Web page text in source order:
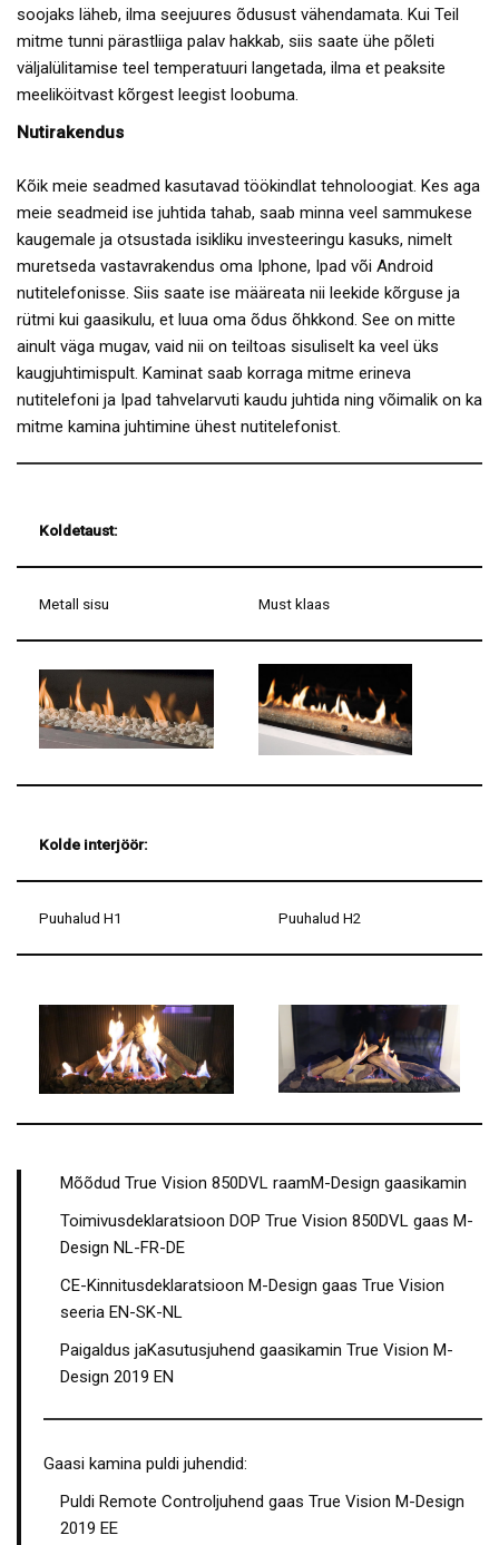
soojaks läheb, ilma seejuures õdusust vähendamata. Kui Teil
mitme tunni pärastliiga palav hakkab, siis saate ühe põleti
väljalülitamise teel temperatuuri langetada, ilma et peaksite
meeliköitvast kõrgest leegist loobuma.
Nutirakendus
Kõik meie seadmed kasutavad töökindlat tehnoloogiat. Kes aga
meie seadmeid ise juhtida tahab, saab minna veel sammukese
kaugemale ja otsustada isikliku investeeringu kasuks, nimelt
muretseda vastavrakendus oma Iphone, Ipad või Android
nutitelefonisse. Siis saate ise määreata nii leekide kõrguse ja
rütmi kui gaasikulu, et luua oma õdus õhkkond. See on mitte
ainult väga mugav, vaid nii on teiltoas sisuliselt ka veel üks
kaugjuhtimispult. Kaminat saab korraga mitme erineva
nutitelefoni ja Ipad tahvelarvuti kaudu juhtida ning võimalik on ka
mitme kamina juhtimine ühest nutitelefonist.
Koldetaust:
Metall sisu Must klaas
Kolde interjöör:
Puuhalud H1 Puuhalud H2
Mõõdud True Vision 850DVL raamM-Design gaasikamin
Toimivusdeklaratsioon DOP True Vision 850DVL gaas M-
Design NL-FR-DE
CE-Kinnitusdeklaratsioon M-Design gaas True Vision
seeria EN-SK-NL
Paigaldus jaKasutusjuhend gaasikamin True Vision M-
Design 2019 EN
Gaasi kamina puldi juhendid:
Puldi Remote Controljuhend gaas True Vision M-Design
2019 EE